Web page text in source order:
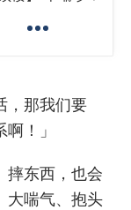
，那我们要
！」
摔东西，也会
大喘气、抱头